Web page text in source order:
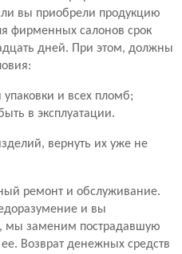
вы приобрели продукцию
фирменных салонов срок
дней. При этом, должны
упаковки и всех пломб;
в эксплуатации.
вернуть их уже не
ремонт и обслуживание.
и вы
мы заменим пострадавшую
Возврат денежных средств